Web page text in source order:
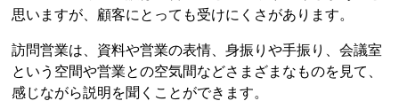
思いますが、顧客にとっても受けにくさがあります。
訪問営業は、資料や営業の表情、身振りや手振り、会議室
という空間や営業との空気間などさまざまなものを見て、
感じながら説明を聞くことができます。